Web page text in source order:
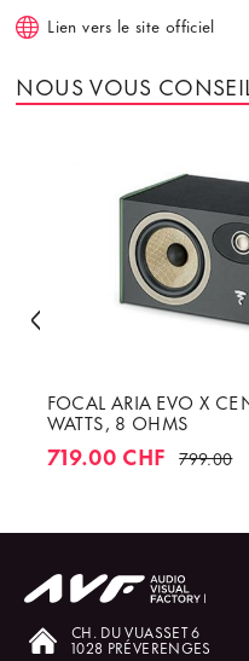
Lien vers le site officiel
NOUS VOUS
FOCAL ARIA EVO X
WATTS, 8 OHMS
719.00 CHF 799.00
CH. DU VUASSET 6
1028 PRÉVERENGES